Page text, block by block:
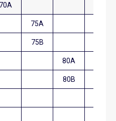
70A
75A
75B
80A
80B